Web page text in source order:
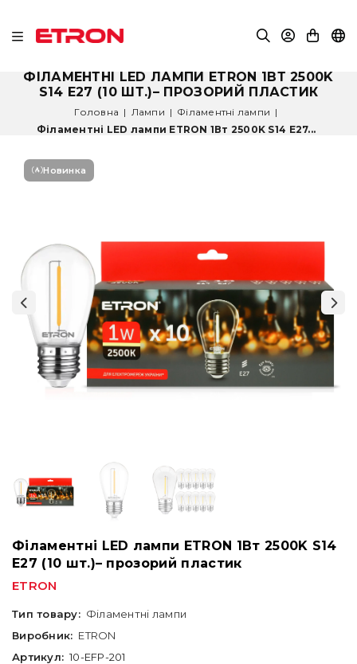
ФІЛАМЕНТНІ LED ЛАМПИ ETRON 1ВТ 2500K
S14 E27 (10 ШТ.)– ПРОЗОРИЙ ПЛАСТИК
Головна | Лампи | Філаментні лампи |
Філаментні LED лампи ETRON 1Вт 2500K S14 E27...
Новинка
Філаментні LED лампи ETRON 1Вт 2500K S14
E27 (10 шт.)– прозорий пластик
ETRON
Тип товару: Філаментні лампи
Виробник: ETRON
Артикул: 10-EFP-201